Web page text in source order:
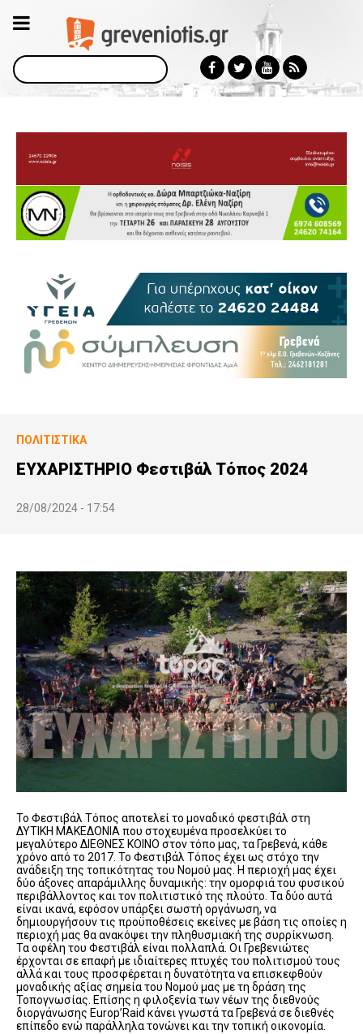
Αναζήτηση
ΠΟΛΙΤΙΣΤΙΚΆ
ΕΥΧΑΡΙΣΤΗΡΙΟ Φεστιβάλ Τόπος 2024
28/08/2024 - 17:54
Το Φεστιβάλ Τόπος αποτελεί το μοναδικό φεστιβάλ στη
ΔΥΤΙΚΗ ΜΑΚΕΔΟΝΙΑ που στοχευμένα προσελκύει το
μεγαλύτερο ΔΙΕΘΝΕΣ ΚΟΙΝΟ στον τόπο μας, τα Γρεβενά, κάθε
χρόνο από το 2017. Το Φεστιβάλ Τόπος έχει ως στόχο την
ανάδειξη της τοπικότητας του Νομού μας. Η περιοχή μας έχει
δύο άξονες απαράμιλλης δυναμικής: την ομορφιά του φυσικού
περιβάλλοντος και τον πολιτιστικό της πλούτο. Τα δύο αυτά
είναι ικανά, εφόσον υπάρξει σωστή οργάνωση, να
δημιουργήσουν τις προϋποθέσεις εκείνες με βάση τις οποίες η
περιοχή μας θα ανακόψει την πληθυσμιακή της συρρίκνωση.
Τα οφέλη του Φεστιβάλ είναι πολλαπλά. Οι Γρεβενιώτες
έρχονται σε επαφή με ιδιαίτερες πτυχές του πολιτισμού τους
αλλά και τους προσφέρεται η δυνατότητα να επισκεφθούν
μοναδικής αξίας σημεία του Νομού μας με τη δράση της
Τοπογνωσίας. Επίσης η φιλοξενία των νέων της διεθνούς
διοργάνωσης Europ’Raid κάνει γνωστά τα Γρεβενά σε διεθνές
επίπεδο ενώ παράλληλα τονώνει και την τοπική οικονομία.